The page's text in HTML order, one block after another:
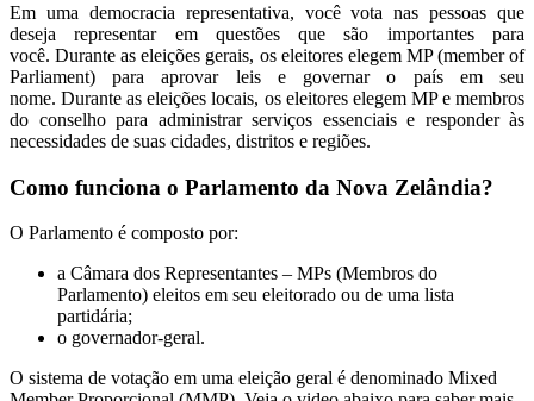
Em uma democracia representativa, você vota nas pessoas que
deseja representar em questões que são importantes para
você. Durante as eleições gerais, os eleitores elegem MP (member of
Parliament) para aprovar leis e governar o país em seu
nome. Durante as eleições locais, os eleitores elegem MP e membros
do conselho para administrar serviços essenciais e responder às
necessidades de suas cidades, distritos e regiões.
Como funciona o Parlamento da Nova Zelândia?
O Parlamento é composto por:
a Câmara dos Representantes – MPs (Membros do
Parlamento) eleitos em seu eleitorado ou de uma lista
partidária;
o governador-geral.
O sistema de votação em uma eleição geral é denominado Mixed